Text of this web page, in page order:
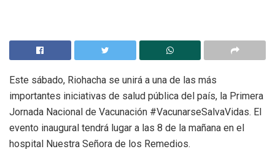
Este sábado, Riohacha se unirá a una de las más
importantes iniciativas de salud pública del país, la Primera
Jornada Nacional de Vacunación #VacunarseSalvaVidas. El
evento inaugural tendrá lugar a las 8 de la mañana en el
hospital Nuestra Señora de los Remedios.